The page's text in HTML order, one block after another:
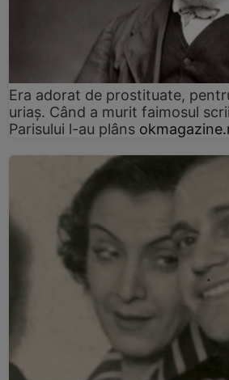
Era adorat de prostituate,
uriaș. Când a murit faimosul
Parisului l-au plâns